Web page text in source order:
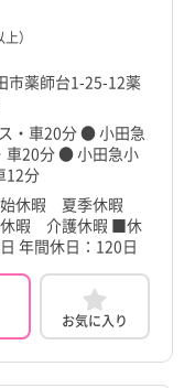
）
市薬師台1-25-12薬
・車20分 ● 小田急
車20分 ● 小田急小
12分
休暇 夏季休暇
暇 介護休暇 ■休
年間休日：120日
お気に入り